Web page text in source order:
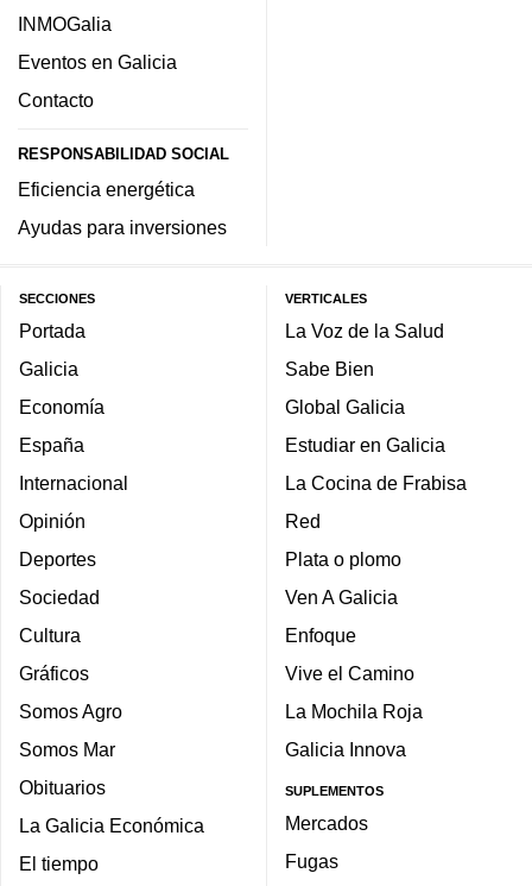
INMOGalia
Eventos en Galicia
Contacto
RESPONSABILIDAD SOCIAL
Eficiencia energética
Ayudas para inversiones
SECCIONES
Portada
Galicia
Economía
España
Internacional
Opinión
Deportes
Sociedad
Cultura
Gráficos
Somos Agro
Somos Mar
Obituarios
La Galicia Económica
El tiempo
VERTICALES
La Voz de la Salud
Sabe Bien
Global Galicia
Estudiar en Galicia
La Cocina de Frabisa
Red
Plata o plomo
Ven A Galicia
Enfoque
Vive el Camino
La Mochila Roja
Galicia Innova
SUPLEMENTOS
Mercados
Fugas